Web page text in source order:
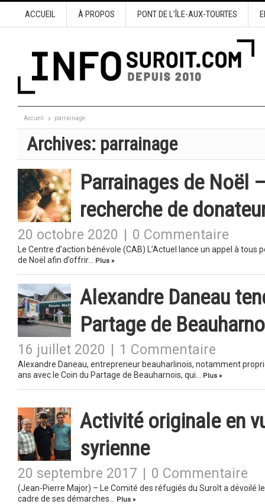
ACCUEIL À PROPOS PONT DE L’ÎLE-AUX-TOURTES
Accueil parrainage
Archives: parrainage
Parrainages de Noël
recherche de
20 octobre 2020 0 Commentaire
Le Centre d’action bénévole (CAB) L’Actuel lance un appel à
de Noël afin d’offrir…
Plus »
Alexandre Daneau
Partage de
16 juillet 2020 1 Commentaire
Alexandre Daneau, entrepreneur beauharlinois, notamment
ans avec le Coin du Partage de Beauharnois, qui…
Plus »
Activité originale en
syrienne
20 septembre 2017 0 Commentaire
(Jean-Pierre Major) – Le Comité des réfugiés du Suroît a dévoilé
cadre de ses démarches…
Plus »